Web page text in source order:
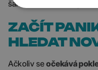
šance, že z těchto
ZAČÍT
HLEDAT
Ačkoliv seočekává